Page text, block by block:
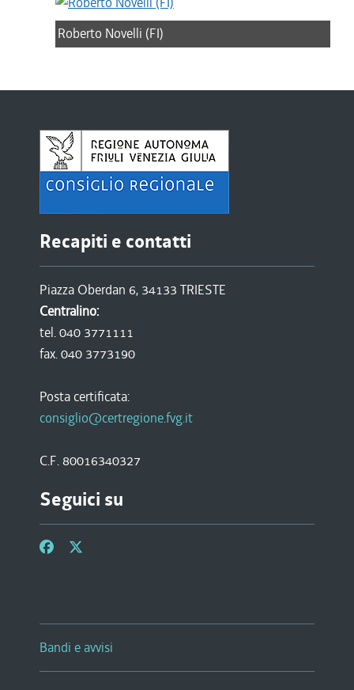
Roberto Novelli (FI)
Recapiti e contatti
Piazza Oberdan 6, 34133 TRIESTE
Centralino:
tel. 040 3771111
fax. 040 3773190
Posta certificata:
consiglio@certregione.fvg.it
C.F. 80016340327
Seguici su
Bandi e avvisi